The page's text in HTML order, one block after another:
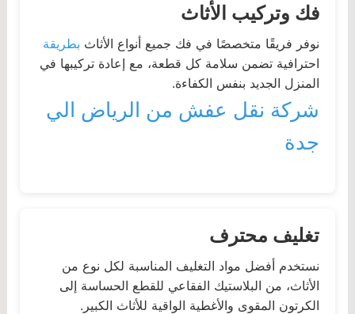
فك وتركيب الأثاث
نوفر فريقًا متخصصًا في فك جميع أنواع الأثاث بطريقة
احترافية تضمن سلامة كل قطعة، مع إعادة تركيبها في
المنزل الجديد بنفس الكفاءة.
شركة نقل عفش من الرياض الي
جدة
تغليف محترف
نستخدم أفضل مواد التغليف المناسبة لكل نوع من
الأثاث، من البلاستيك الفقاعي للقطع الحساسة إلى
الكرتون المقوى والأغطية الواقية للأثاث الكبير.